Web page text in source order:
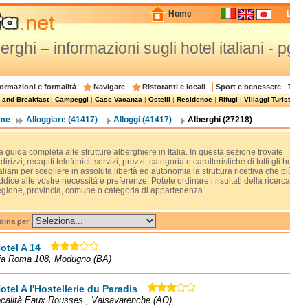
Home
– informazioni sugli hotel italiani -
e formalità Navigare Ristoranti e locali Sport e benessere
and Breakfast|Campeggi|Case Vacanza|Ostelli|Residence|Rifugi|Villaggi
Alloggiare (41417) Alloggi (41417) Alberghi (27218)
guida completa alle strutture alberghiere in Italia. In questa sezione trovate
recapiti telefonici, servizi, prezzi, categoria e caratteristiche di tutti gli
per scegliere in assoluta libertà ed autonomia la struttura ricettiva che
alle vostre necessità e preferenze. Potete ordinare i risultati della
provincia, comune o categoria di appartenenza.
per
A 14
Roma 108, Modugno (BA)
A l'Hostellerie du Paradis
Eaux Rousses , Valsavarenche (AO)